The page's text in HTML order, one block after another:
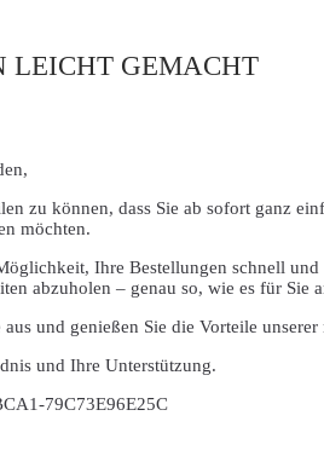
LEICHT GEMACHT
zu können, dass Sie ab sofort ganz
möchten.
Ihre Bestellungen schnell
abzuholen – genau so, wie es für Sie
aus und genießen Sie die Vorteile
und Ihre Unterstützung.